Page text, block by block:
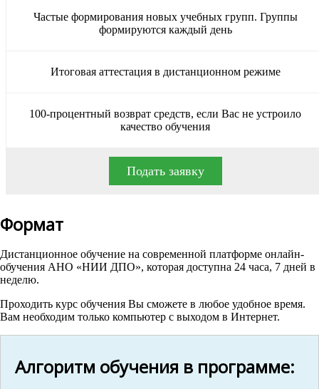
Частые формирования новых учебных групп. Группы
формируются каждый день
Итоговая аттестация в дистанционном режиме
100-процентный возврат средств, если Вас не устроило
качество обучения
Подать заявку
Формат
Дистанционное обучение на современной платформе онлайн-
обучения АНО «НИИ ДПО», которая доступна 24 часа, 7 дней в
неделю.
Проходить курс обучения Вы сможете в любое удобное время.
Вам необходим только компьютер с выходом в Интернет.
Алгоритм обучения в программе: